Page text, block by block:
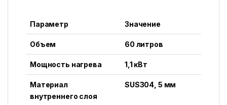
Параметр Значение
Объем 60 литров
Мощность нагрева 1,1 кВт
Материал
внутреннего слоя
SUS304, 5 мм